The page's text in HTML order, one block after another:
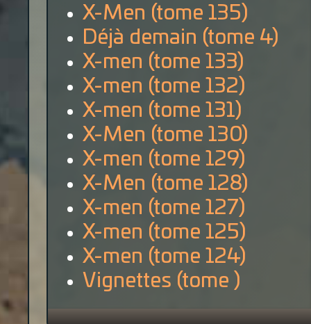
X-Men (tome 135)
Déjà demain (tome 4)
X-men (tome 133)
X-men (tome 132)
X-men (tome 131)
X-Men (tome 130)
X-men (tome 129)
X-Men (tome 128)
X-men (tome 127)
X-men (tome 125)
X-men (tome 124)
Vignettes (tome )